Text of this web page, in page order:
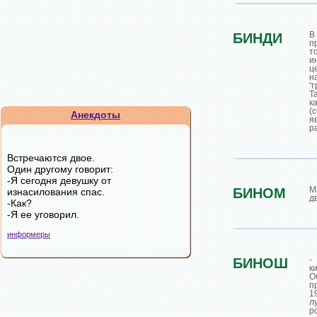
Анекдоты
Встречаются двое.
Один другому говорит:
-Я сегодня девушку от
изнасилования спас.
-Как?
-Я ее уговорил.
информеры
БИНДИ
В
БИНОМ
БИНОШ
-